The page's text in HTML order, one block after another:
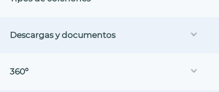
Descargas y documentos
360º